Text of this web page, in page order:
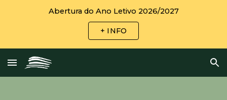
Abertura do Ano Letivo 2026/2027
+ INFO